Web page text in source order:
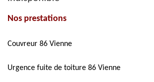
Nos prestations
Couvreur 86 Vienne
Urgence fuite de toiture 86 Vienne